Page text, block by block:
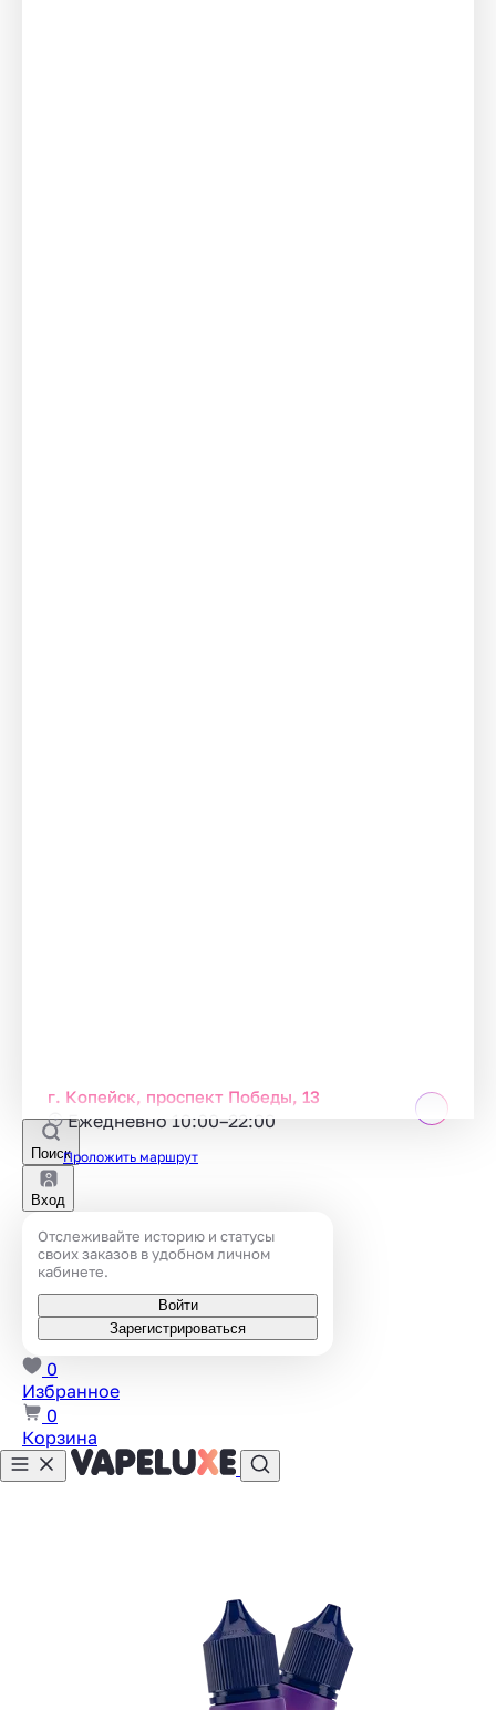
г. Копейск, проспект Победы, 13
Ежедневно 10:00–22:00
Проложить маршрут
Поиск
Вход
Отслеживайте историю и статусы
своих заказов в удобном личном
кабинете.
Войти
Зарегистрироваться
0
Избранное
0
Корзина